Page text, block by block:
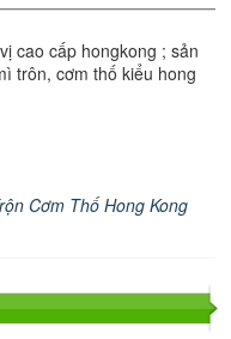
cao cấp hongkong ; sản
trôn, cơm thố kiểu hong
Cơm Thố Hong Kong